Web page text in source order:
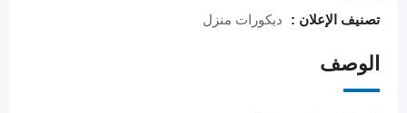
تصنيف الإعلان : ديكورات منزل
الوصف